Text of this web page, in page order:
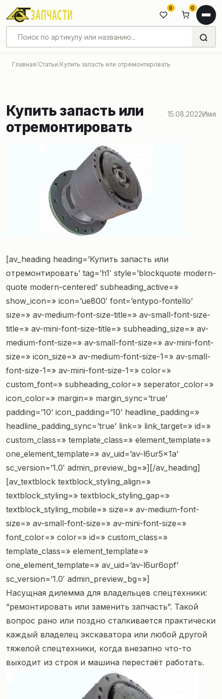
0 0
Главная Статьи Купить запасть или отремонтировать
Купить запасть или
отремонтировать
15.08.2022Имя
[av_heading heading=’Купить запасть или
отремонтировать’ tag=’h1′ style=’blockquote modern-
quote modern-centered’ subheading_active=»
show_icon=» icon=’ue800′ font=’entypo-fontello’
size=» av-medium-font-size-title=» av-small-font-size-
title=» av-mini-font-size-title=» subheading_size=» av-
medium-font-size=» av-small-font-size=» av-mini-font-
size=» icon_size=» av-medium-font-size-1=» av-small-
font-size-1=» av-mini-font-size-1=» color=»
custom_font=» subheading_color=» seperator_color=»
icon_color=» margin=» margin_sync=’true’
padding=’10’ icon_padding=’10’ headline_padding=»
headline_padding_sync=’true’ link=» link_target=» id=»
custom_class=» template_class=» element_template=»
one_element_template=» av_uid=’av-l6ur5x1a’
sc_version=’1.0′ admin_preview_bg=»][/av_heading]
[av_textblock textblock_styling_align=»
textblock_styling=» textblock_styling_gap=»
textblock_styling_mobile=» size=» av-medium-font-
size=» av-small-font-size=» av-mini-font-size=»
font_color=» color=» id=» custom_class=»
template_class=» element_template=»
one_element_template=» av_uid=’av-l6ur6opf’
sc_version=’1.0′ admin_preview_bg=»]
Насущная дилемма для владельцев спецтехники:
“ремонтировать или заменить запчасть”. Такой
вопрос рано или поздно сталкивается практически
каждый владелец экскаватора или любой другой
тяжелой спецтехники, когда внезапно что-то
выходит из строя и машина перестаёт работать.